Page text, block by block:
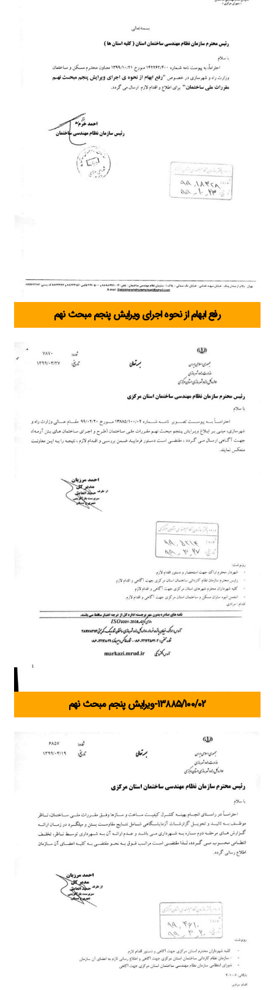
رفع ابهام از نحوه اجرای ویرایش پنجم مبحث نهم
۱۳۸۸۵/۱۰۰/۰۲-ویرایش پنجم مبحث نهم